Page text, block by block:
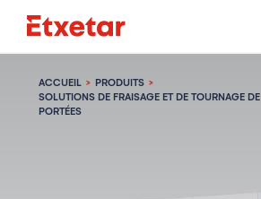
ACCUEIL
PRODUITS
SOLUTIONS DE FRAISAGE ET DE TOURNAGE DE
PORTÉES